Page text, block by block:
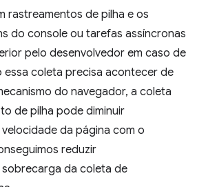
rastreamentos de pilha e os
do console ou tarefas assíncronas
pelo desenvolvedor em caso de
essa coleta precisa acontecer de
do navegador, a coleta
de pilha pode diminuir
da página com o
reduzir
da coleta de